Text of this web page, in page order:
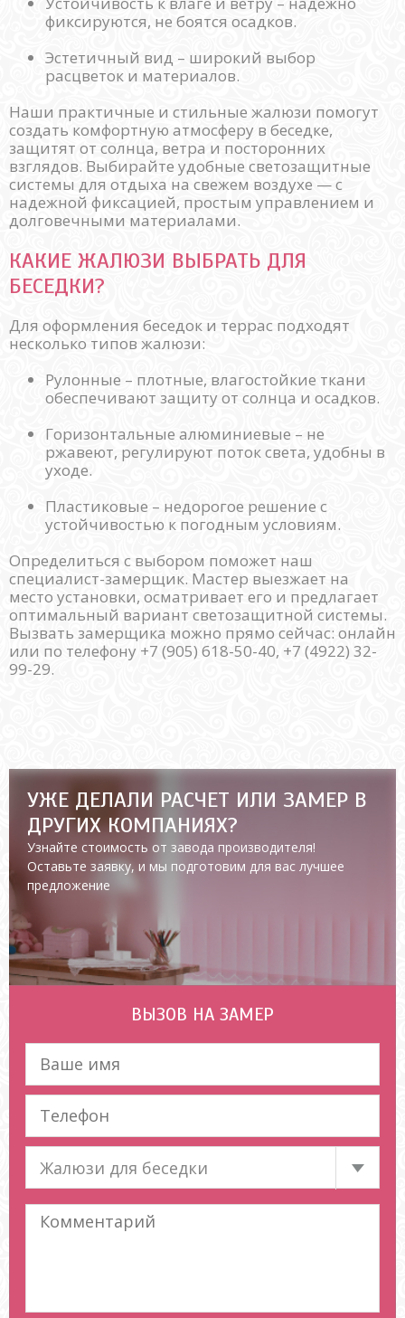
фиксируются, не боятся осадков.
Эстетичный вид – широкий выбор
расцветок и материалов.
Наши практичные и стильные жалюзи помогут
создать комфортную атмосферу в беседке,
защитят от солнца, ветра и посторонних
взглядов. Выбирайте удобные светозащитные
системы для отдыха на свежем воздухе — с
надежной фиксацией, простым управлением и
долговечными материалами.
КАКИЕ ЖАЛЮЗИ ВЫБРАТЬ ДЛЯ
БЕСЕДКИ?
Для оформления беседок и террас подходят
несколько типов жалюзи:
Рулонные – плотные, влагостойкие ткани
обеспечивают защиту от солнца и осадков.
Горизонтальные алюминиевые – не
ржавеют, регулируют поток света, удобны в
уходе.
Пластиковые – недорогое решение с
устойчивостью к погодным условиям.
Определиться с выбором поможет наш
специалист-замерщик. Мастер выезжает на
место установки, осматривает его и предлагает
оптимальный вариант светозащитной системы.
Вызвать замерщика можно прямо сейчас: онлайн
или по телефону +7 (905) 618-50-40, +7 (4922) 32-
99-29.
УЖЕ ДЕЛАЛИ РАСЧЕТ ИЛИ ЗАМЕР В
ДРУГИХ КОМПАНИЯХ?
Узнайте стоимость от завода производителя!
Оставьте заявку, и мы подготовим для вас лучшее
предложение
ВЫЗОВ НА ЗАМЕР
Жалюзи для беседки